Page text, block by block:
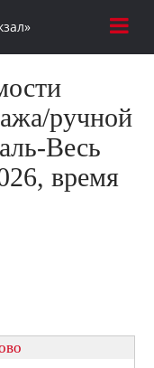
ручной
Весь
время